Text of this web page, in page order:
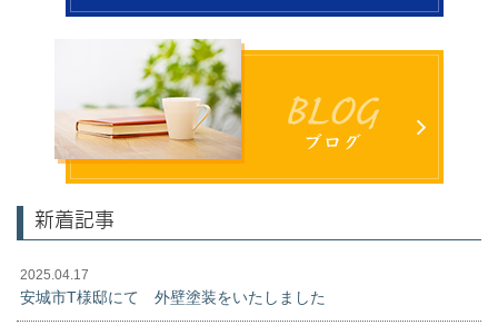
新着記事
2025.04.17
安城市T様邸にて 外壁塗装をいたしました